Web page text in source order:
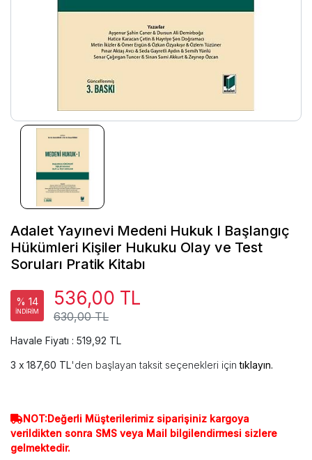
Adalet Yayınevi Medeni Hukuk I Başlangıç
Hükümleri Kişiler Hukuku Olay ve Test
Soruları Pratik Kitabı
% 14
İNDİRİM 630,00 TL
536,00 TL
Havale Fiyatı : 519,92 TL
187,60 TL'den başlayan taksit seçenekleri içintıklayın.
NOT:Değerli Müşterilerimiz siparişiniz kargoya
verildikten sonra SMS veya Mail bilgilendirmesi sizlere
gelmektedir.